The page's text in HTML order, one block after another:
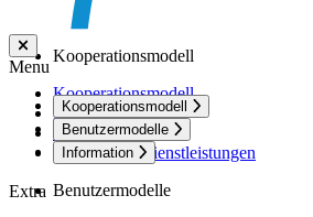
Menu
Kooperationsmodell
Benutzermodelle
Information
Extra
Kooperationsmodell
Kooperationsmodell
Rahmenvertrag
Benutzer-Modelle
Service und Dienstleistungen
Benutzermodelle